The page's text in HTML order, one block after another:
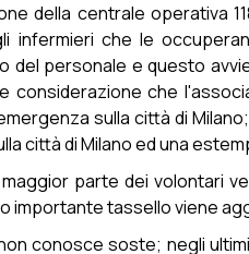
della centrale operativa
infermieri che le
del personale e questo
considerazione che
sulla città di
città di Milano ed una
parte dei volontari
importante tassello viene
conosce soste; negli